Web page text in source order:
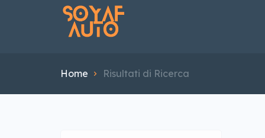
Home Risultati di Ricerca